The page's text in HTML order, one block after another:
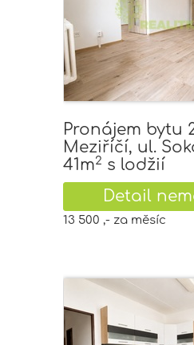
Pronájem bytu
Meziříčí, ul.
41m2 s lodžií
Detail
13 500 ,- za měsíc